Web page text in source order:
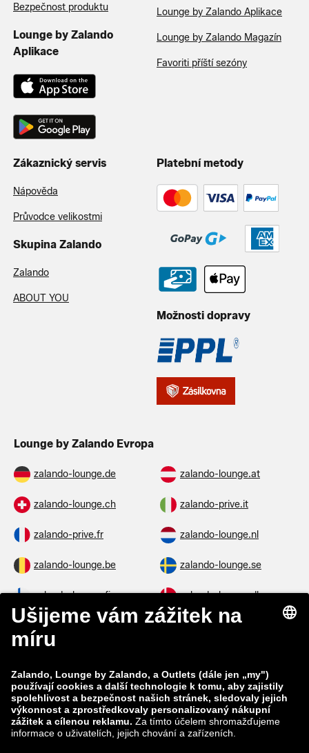
Bezpečnost produktu
Lounge by Zalando
Aplikace
Lounge by Zalando Aplikace
Lounge by Zalando Magazín
Favoriti příští sezóny
Zákaznický servis
Nápověda
Průvodce velikostmi
Skupina Zalando
Zalando
ABOUT YOU
Platební metody
Možnosti dopravy
Lounge by Zalando Evropa
zalando-lounge.de zalando-lounge.at
zalando-lounge.ch zalando-prive.it
zalando-prive.fr zalando-lounge.nl
zalando-lounge.be zalando-lounge.se
zalando-lounge.fi zalando-lounge.dk
zalando-lounge.co.uk zalando-lounge.pl
zalando-lounge.lt zalando-lounge.sk
zalando-lounge.ro zalando-lounge.hr